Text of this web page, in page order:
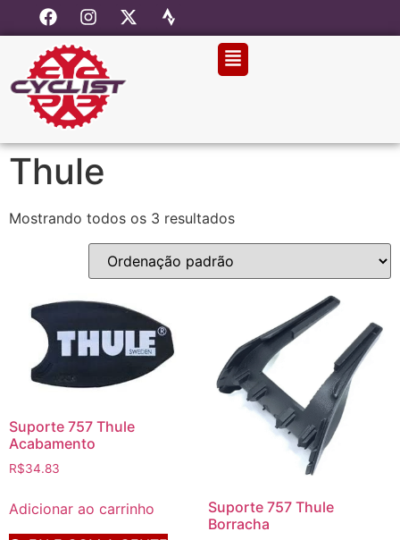
Thule
Mostrando todos os 3 resultados
Suporte 757 Thule
Acabamento
R$34.83
Adicionar ao carrinho
Suporte 757 Thule
Borracha